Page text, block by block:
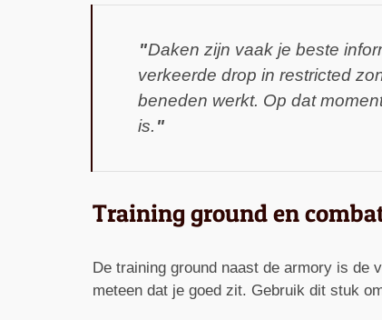
Daken zijn vaak je beste
verkeerde drop in restricted
beneden werkt. Op dat
is.
Training ground en
De training ground naast de armory is de
meteen dat je goed zit. Gebruik dit stuk